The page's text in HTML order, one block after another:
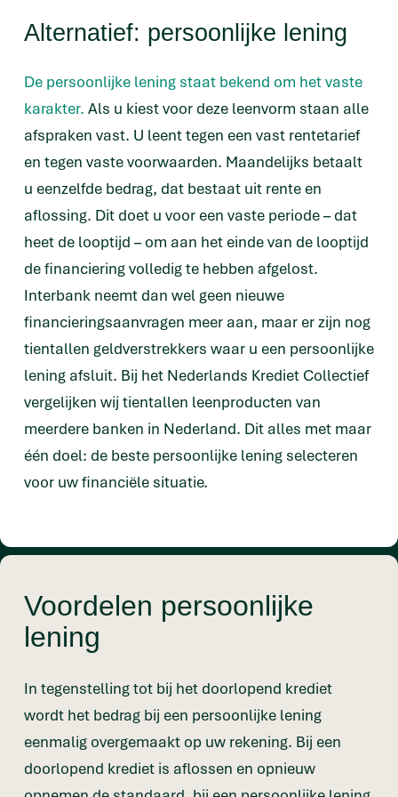
Alternatief: persoonlijke lening
De persoonlijke lening staat bekend om het vaste
karakter. Als u kiest voor deze leenvorm staan alle
afspraken vast. U leent tegen een vast rentetarief
en tegen vaste voorwaarden. Maandelijks betaalt
u eenzelfde bedrag, dat bestaat uit rente en
aflossing. Dit doet u voor een vaste periode – dat
heet de looptijd – om aan het einde van de looptijd
de financiering volledig te hebben afgelost.
Interbank neemt dan wel geen nieuwe
financieringsaanvragen meer aan, maar er zijn nog
tientallen geldverstrekkers waar u een persoonlijke
lening afsluit. Bij het Nederlands Krediet Collectief
vergelijken wij tientallen leenproducten van
meerdere banken in Nederland. Dit alles met maar
één doel: de beste persoonlijke lening selecteren
voor uw financiële situatie.
Voordelen persoonlijke
lening
In tegenstelling tot bij het doorlopend krediet
wordt het bedrag bij een persoonlijke lening
eenmalig overgemaakt op uw rekening. Bij een
doorlopend krediet is aflossen en opnieuw